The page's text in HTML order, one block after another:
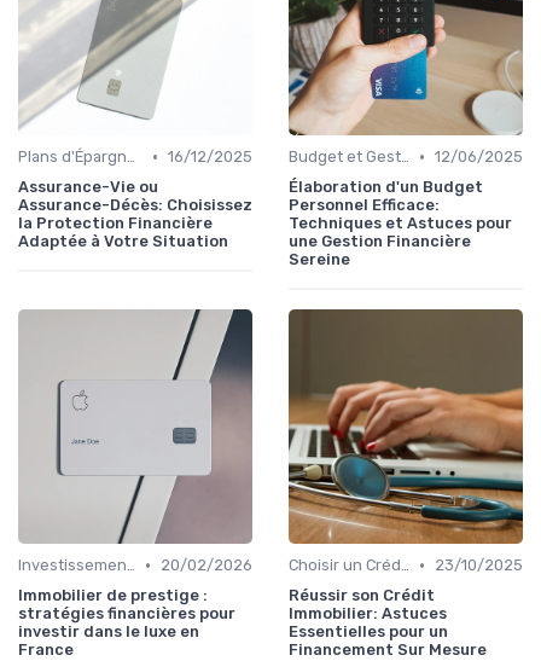
Plans d'Épargne et Assurance Vie • 16/12/2025
Assurance-Vie ou
Assurance-Décès: Choisissez
la Protection Financière
Adaptée à Votre Situation
Budget et Gestion des Finances Personnelles • 12/06/2025
Élaboration d'un Budget
Personnel Efficace:
Techniques et Astuces pour
une Gestion Financière
Sereine
Investissement Immobilier •
20/02/2026
Immobilier de prestige :
stratégies financières pour
investir dans le luxe en
France
Choisir un Crédit Immobilier •
23/10/2025
Réussir son Crédit
Immobilier: Astuces
Essentielles pour un
Financement Sur Mesure